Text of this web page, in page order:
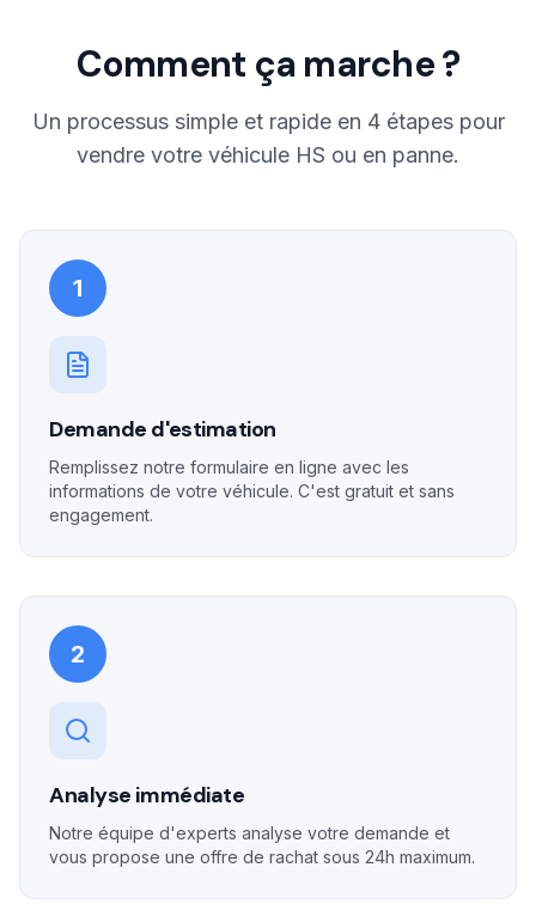
Comment ça marche ?
Un processus simple et rapide en 4 étapes pour
vendre votre véhicule HS ou en panne.
1
Demande d'estimation
Remplissez notre formulaire en ligne avec les
informations de votre véhicule. C'est gratuit et sans
engagement.
2
Analyse immédiate
Notre équipe d'experts analyse votre demande et
vous propose une offre de rachat sous 24h maximum.